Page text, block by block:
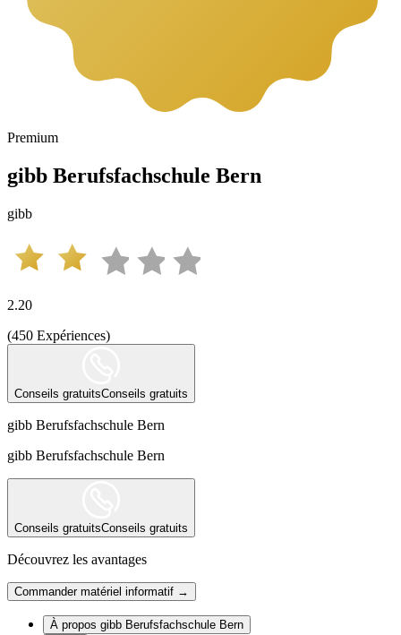
Premium
gibb Berufsfachschule Bern
gibb
2.20
(450 Expériences)
Conseils gratuitsConseils gratuits
gibb Berufsfachschule Bern
gibb Berufsfachschule Bern
Conseils gratuitsConseils gratuits
Découvrez les avantages
Commander matériel informatif →
À propos gibb Berufsfachschule Bern